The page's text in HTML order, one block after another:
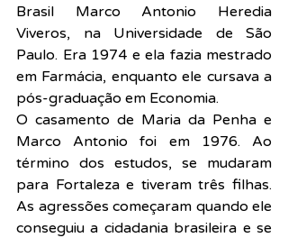
Brasil Marco Antonio Heredia
Viveros, na Universidade de São
Paulo. Era 1974 e ela fazia mestrado
em Farmácia, enquanto ele cursava a
pós-graduação em Economia.
O casamento de Maria da Penha e
Marco Antonio foi em 1976. Ao
término dos estudos, se mudaram
para Fortaleza e tiveram três filhas.
As agressões começaram quando ele
conseguiu a cidadania brasileira e se